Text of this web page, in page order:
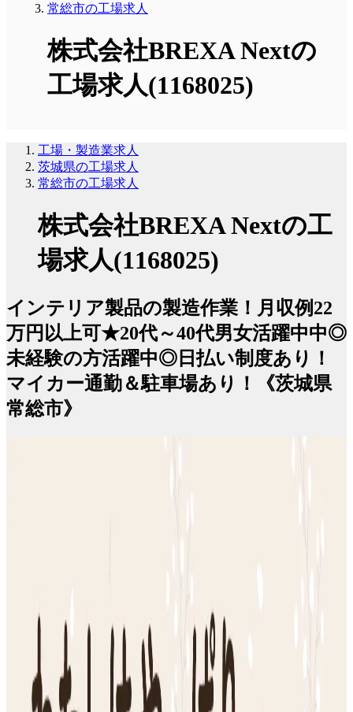
常総市の工場求人
株式会社BREXA Nextの
工場求人(1168025)
工場・製造業求人
茨城県の工場求人
常総市の工場求人
株式会社BREXA Nextの工
場求人(1168025)
インテリア製品の製造作業！月収例22
万円以上可★20代～40代男女活躍中中◎
未経験の方活躍中◎日払い制度あり！
マイカー通勤＆駐車場あり！《茨城県
常総市》